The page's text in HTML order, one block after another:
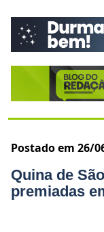
Postado em 26/
Quina de
premiadas